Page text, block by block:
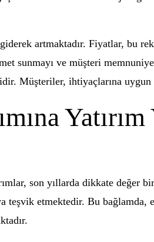
artmaktadır. Fiyatlar, bu
sunmayı ve müşteri
Müşteriler, ihtiyaçlarına
son yıllarda dikkate
etmektedir. Bu bağlamda,